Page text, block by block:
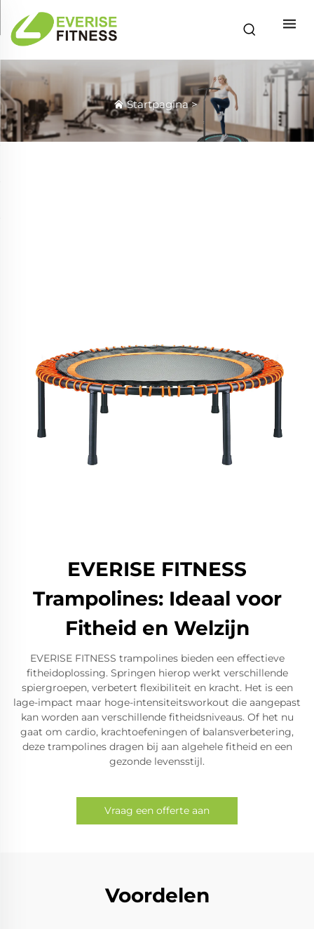
Startpagina>
EVERISE FITNESS
Trampolines: Ideaal voor
Fitheid en Welzijn
EVERISE FITNESS trampolines bieden een effectieve
fitheidoplossing. Springen hierop werkt verschillende
spiergroepen, verbetert flexibiliteit en kracht. Het is een
lage-impact maar hoge-intensiteitsworkout die aangepast
kan worden aan verschillende fitheidsniveaus. Of het nu
gaat om cardio, krachtoefeningen of balansverbetering,
deze trampolines dragen bij aan algehele fitheid en een
gezonde levensstijl.
Vraag een offerte aan
Voordelen